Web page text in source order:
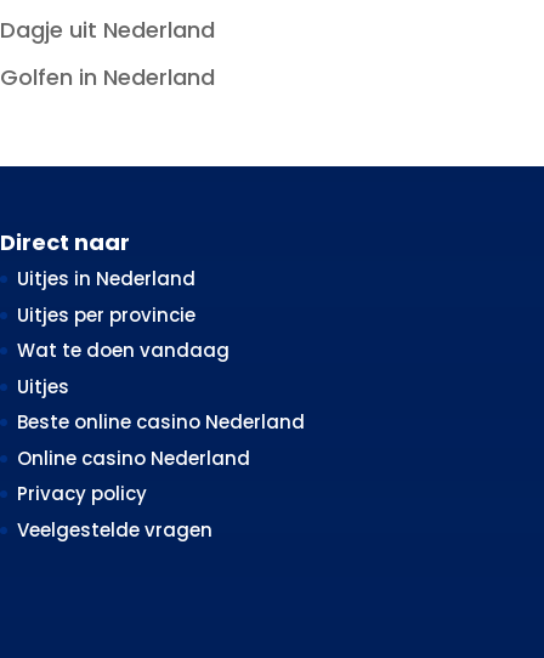
Dagje uit Nederland
Golfen in Nederland
Direct naar
Uitjes in Nederland
Uitjes per provincie
Wat te doen vandaag
Uitjes
Beste online casino Nederland
Online casino Nederland
Privacy policy
Veelgestelde vragen